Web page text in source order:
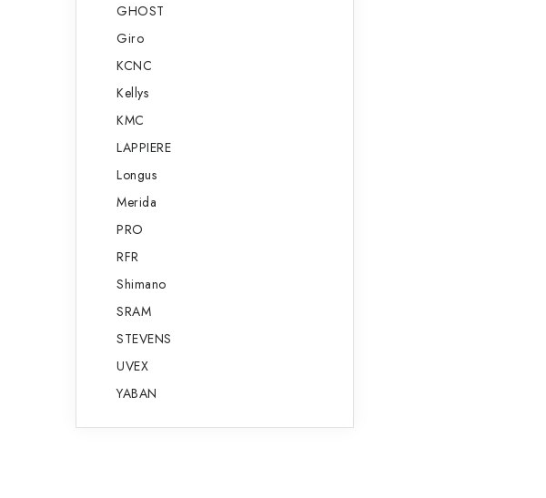
GHOST
Giro
KCNC
Kellys
KMC
LAPPIERE
Longus
Merida
PRO
RFR
Shimano
SRAM
STEVENS
UVEX
YABAN